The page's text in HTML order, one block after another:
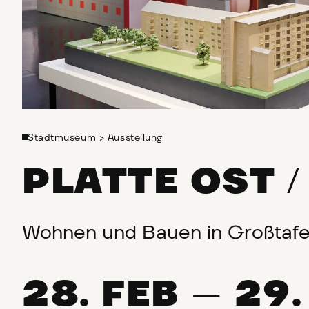
Stadtmuseum > Ausstellung
PLATTE OST
Wohnen und Bauen in
28. FEB — 29.